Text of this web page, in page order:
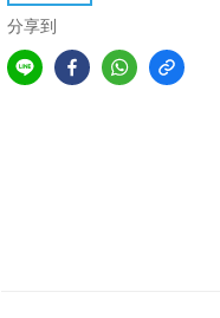
分享到